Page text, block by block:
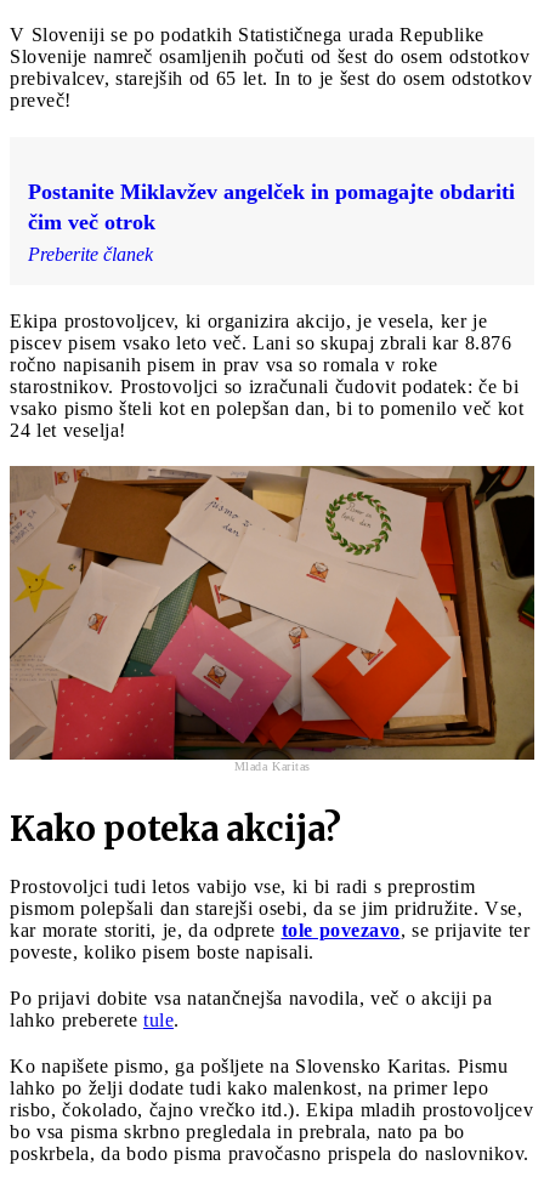
V Sloveniji se po podatkih Statističnega urada Republike
Slovenije namreč osamljenih počuti od šest do osem odstotkov
prebivalcev, starejših od 65 let. In to je šest do osem odstotkov
preveč!
Postanite Miklavžev angelček in pomagajte obdariti
čim več otrok
Preberite članek
Ekipa prostovoljcev, ki organizira akcijo, je vesela, ker je
piscev pisem vsako leto več. Lani so skupaj zbrali kar 8.876
ročno napisanih pisem in prav vsa so romala v roke
starostnikov. Prostovoljci so izračunali čudovit podatek: če bi
vsako pismo šteli kot en polepšan dan, bi to pomenilo več kot
24 let veselja!
Mlada Karitas
Kako poteka akcija?
Prostovoljci tudi letos vabijo vse, ki bi radi s preprostim
pismom polepšali dan starejši osebi, da se jim pridružite. Vse,
kar morate storiti, je, da odprete tole povezavo, se prijavite ter
poveste, koliko pisem boste napisali.
Po prijavi dobite vsa natančnejša navodila, več o akciji pa
lahko preberete tule.
Ko napišete pismo, ga pošljete na Slovensko Karitas. Pismu
lahko po želji dodate tudi kako malenkost, na primer lepo
risbo, čokolado, čajno vrečko itd.). Ekipa mladih prostovoljcev
bo vsa pisma skrbno pregledala in prebrala, nato pa bo
poskrbela, da bodo pisma pravočasno prispela do naslovnikov.